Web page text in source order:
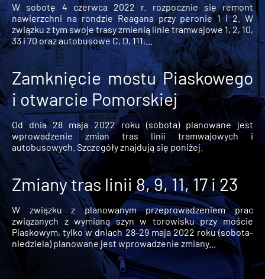
W sobotę 4 czerwca 2022 r. rozpocznie się remont
nawierzchni na rondzie Reagana przy peronie 1 i 2. W
związku z tym swoje trasy zmienią linie tramwajowe 1, 2, 10,
33 i 70 oraz autobusowe C, D, 111,...
Zamknięcie mostu Piaskowego
i otwarcie Pomorskiej
Od dnia 28 maja 2022 roku (sobota) planowane jest
wprowadzenie zmian tras linii tramwajowych i
autobusowych. Szczegóły znajdują się poniżej.
Zmiany tras linii 8, 9, 11, 17 i 23
W związku z planowanym przeprowadzeniem prac
związanych z wymianą szyn w torowisku przy moście
Piaskowym, tylko w dniach 28-29 maja 2022 roku (sobota-
niedziela) planowane jest wprowadzenie zmiany...